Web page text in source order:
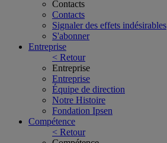
Contacts
Contacts
Signaler des effets indésirables
S'abonner
Entreprise
< Retour
Entreprise
Entreprise
Équipe de direction
Notre Histoire
Fondation Ipsen
Compétence
< Retour